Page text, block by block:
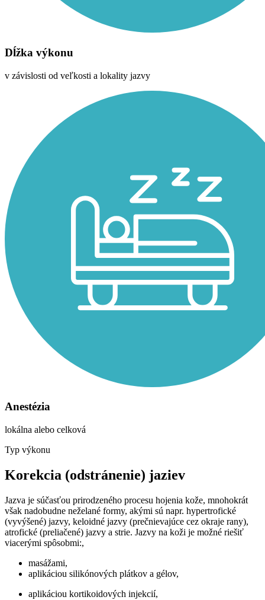
Dĺžka výkonu
v závislosti od veľkosti a lokality jazvy
Anestézia
lokálna alebo celková
Typ výkonu
Korekcia (odstránenie) jaziev
Jazva je súčasťou prirodzeného procesu hojenia kože, mnohokrát
však nadobudne neželané formy, akými sú napr. hypertrofické
(vyvýšené) jazvy, keloidné jazvy (prečnievajúce cez okraje rany),
atrofické (preliačené) jazvy a strie. Jazvy na koži je možné riešiť
viacerými spôsobmi:,
masážami,
aplikáciou silikónových plátkov a gélov,
aplikáciou kortikoidových injekcií,